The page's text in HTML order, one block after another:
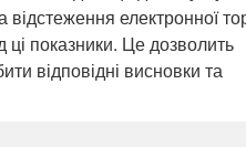
електронної
ці показники. Це дозволить
відповідні висновки та